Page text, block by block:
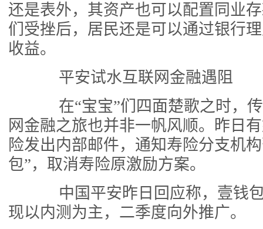
还是表外，其资产也可以配置同业
们受挫后，居民还是可以通过银行
收益。
平安试水互联网金融遇阻
在“宝宝”们四面楚歌之时，传
网金融之旅也并非一帆风顺。昨日
险发出内部邮件，通知寿险分支机
包”，取消寿险原激励方案。
中国平安昨日回应称，壹钱包
现以内测为主，二季度向外推广。